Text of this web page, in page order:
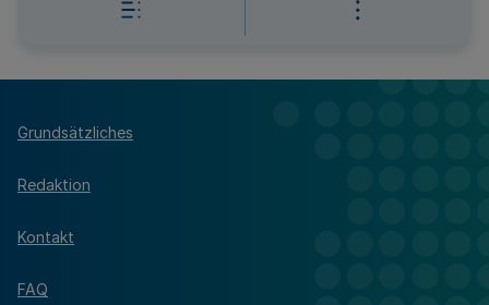
Grundsätzliches
Redaktion
Kontakt
FAQ